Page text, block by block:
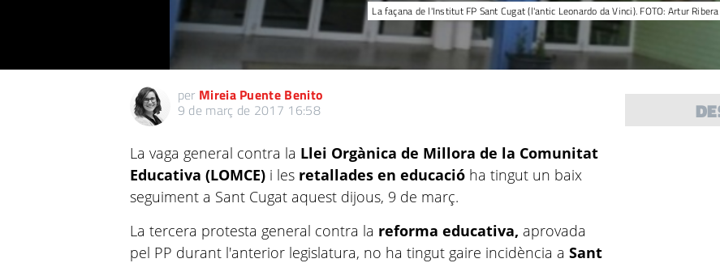
La façana de l'Institut FP Sant Cugat (l'antic Leonardo da Vinci). FOTO: Artur Ribera
per Mireia Puente Benito
9 de març de 2017 16:58
La vaga general contra la Llei Orgànica de Millora de la Comunitat
Educativa (LOMCE) i les retallades en educació ha tingut un baix
seguiment a Sant Cugat aquest dijous, 9 de març.
La tercera protesta general contra la reforma educativa, aprovada
pel PP durant l'anterior legislatura, no ha tingut gaire incidència aSant